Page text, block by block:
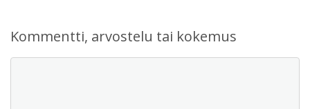
Kommentti, arvostelu tai kokemus